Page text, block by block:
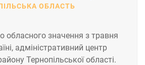
ОБЛАСТЬ
обласного значення з травня
адміністративний центр
Тернопільської області.